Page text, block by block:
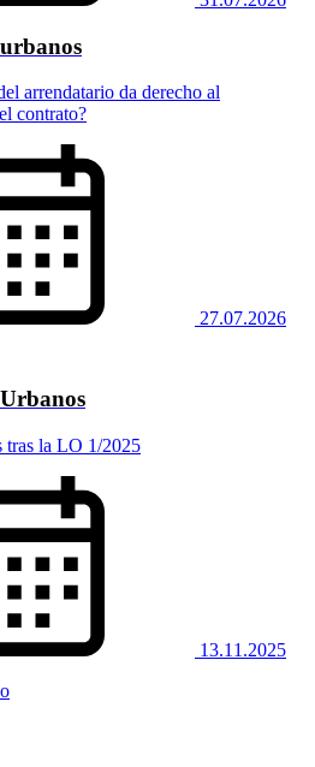
arrendatario da derecho al
contrato?
27.07.2026
tras la LO 1/2025
13.11.2025